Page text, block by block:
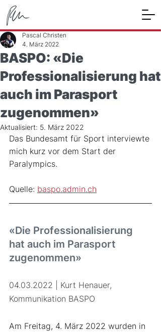
BASPO: «Die
Professionalisierung hat
auch im Parasport
zugenommen»
Pascal Christen
4. März 2022
Aktualisiert: 5. März 2022
Das Bundesamt für Sport interviewte
mich kurz vor dem Start der
Paralympics.
Quelle: baspo.admin.ch
«Die Professionalisierung
hat auch im Parasport
zugenommen»
04.03.2022 | Kurt Henauer,
Kommunikation BASPO
Am Freitag, 4. März 2022 wurden in